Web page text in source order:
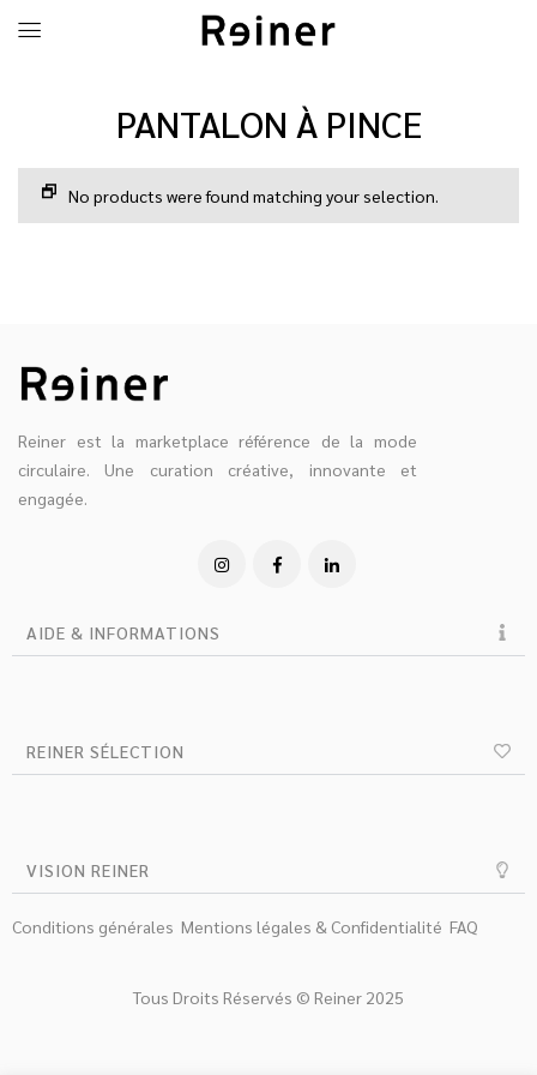
PANTALON À PINCE
No products were found matching your selection.
Reiner est la marketplace référence de la mode
circulaire. Une curation créative, innovante et
engagée.
AIDE & INFORMATIONS
REINER SÉLECTION
VISION REINER
Conditions générales Mentions légales & Confidentialité FAQ
Tous Droits Réservés © Reiner 2025